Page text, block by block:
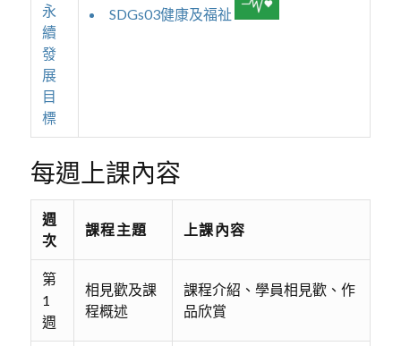
永
續
發
展
目
標
SDGs03健康及福祉
每週上課內容
週
次
課程主題 上課內容
第
1
週
相見歡及課
程概述
課程介紹、學員相見歡、作
品欣賞